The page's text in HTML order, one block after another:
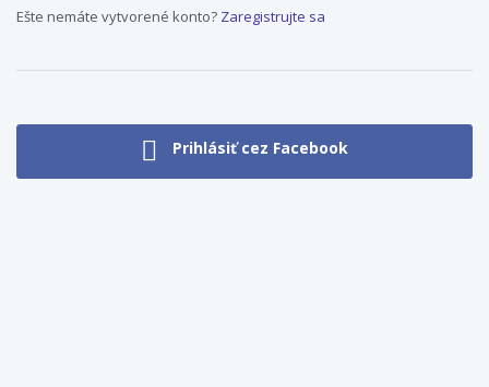
Ešte nemáte vytvorené konto? Zaregistrujte sa
Prihlásiť cez Facebook